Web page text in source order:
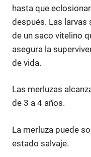
hasta que
después. Las
de un saco vitelino
asegura la
de vida.
Las merluzas
de 3 a 4 años.
La merluza puede
estado salvaje.